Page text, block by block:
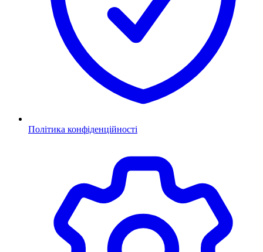
Політика конфіденційності